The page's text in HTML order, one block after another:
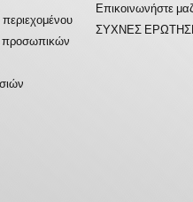
προσωπικών
Επικοινωνήστε
ΣΥΧΝΕΣ